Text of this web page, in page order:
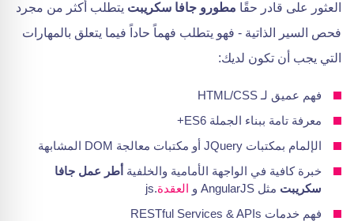
العثور على قادر حقًا مطورو جافا سكريبت يتطلب أكثر من مجرد
فحص السير الذاتية - فهو يتطلب فهماً حاداً فيما يتعلق بالمهارات
التي يجب أن تكون لديك:
فهم عميق لـ HTML/CSS
معرفة تامة ببناء الجملة ES6+
الإلمام بمكتبات JQuery أو مكتبات معالجة DOM المشابهة
خبرة كافية في الواجهة الأمامية والخلفية أطر عمل جافا
سكريبت مثل AngularJS و العقدة.js
فهم خدمات RESTful Services & APIs